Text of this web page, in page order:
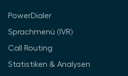
PowerDialer
Sprachmenü (IVR)
Call Routing
Statistiken & Analysen